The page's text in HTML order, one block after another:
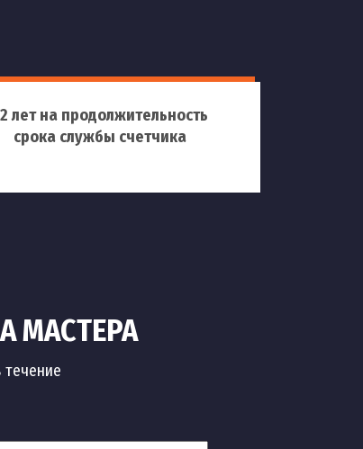
лет на продолжительность
срока службы счетчика
МАСТЕРА
течение